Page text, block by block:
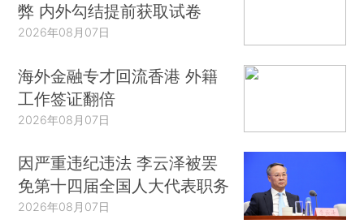
弊 内外勾结提前获取试卷
2026年08月07日
海外金融专才回流香港 外籍
工作签证翻倍
2026年08月07日
因严重违纪违法 李云泽被罢
免第十四届全国人大代表职务
2026年08月07日